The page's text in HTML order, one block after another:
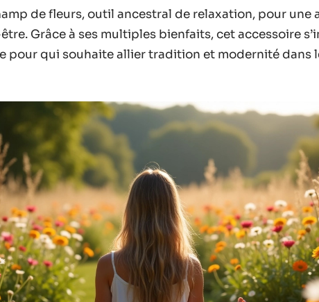
de fleurs, outil ancestral de relaxation, pour une
Grâce à ses multiples bienfaits, cet accessoire
pour qui souhaite allier tradition et modernité dans